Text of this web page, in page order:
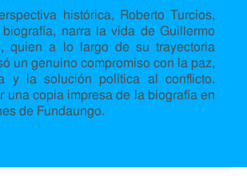
histórica, Roberto Turcios,
narra la vida de Guillermo
quien a lo largo de su trayectoria
un genuino compromiso con la paz,
y la solución política al conflicto.
una copia impresa de la biografía en
de Fundaungo.